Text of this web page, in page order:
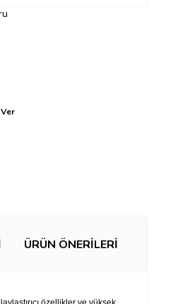
ÜRÜN ÖNERILERI